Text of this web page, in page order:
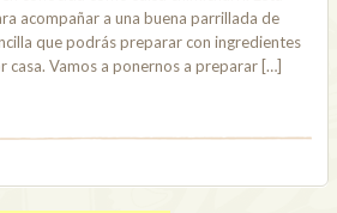
acompañar a una buena parrillada de
que podrás preparar con ingredientes
casa. Vamos a ponernos a preparar […]